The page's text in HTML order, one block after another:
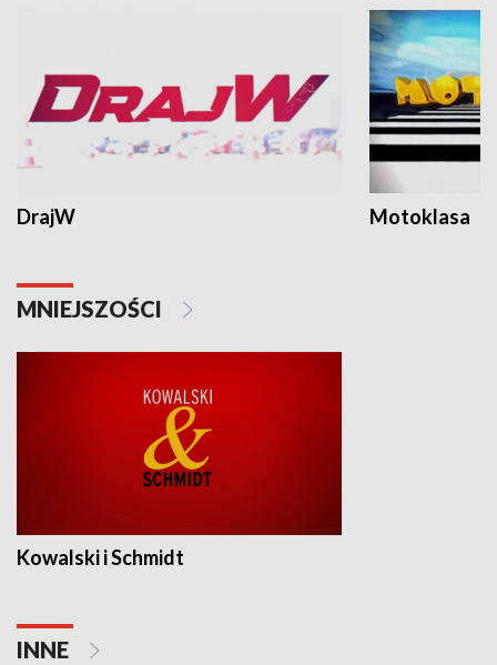
DrajW Motoklasa
MNIEJSZOŚCI
Kowalski i Schmidt
INNE